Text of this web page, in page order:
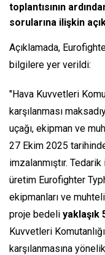
toplantısının
sorularına ilişkin
Açıklamada,
bilgilere yer verildi:
"Hava Kuvvetleri
karşılanması
uçağı, ekipman ve
27 Ekim 2025
imzalanmıştır.
üretim Eurofighter
ekipmanları ve
proje bedeli
Kuvvetleri
karşılanmasına